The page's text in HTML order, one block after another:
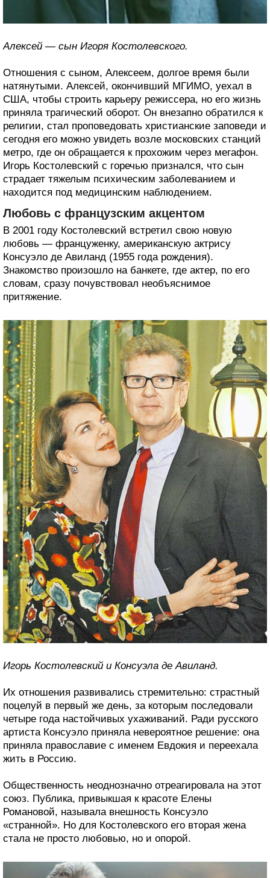
Алексей — сын Игоря Костолевского.
Отношения с сыном, Алексеем, долгое время были
натянутыми. Алексей, окончивший МГИМО, уехал в
США, чтобы строить карьеру режиссера, но его жизнь
приняла трагический оборот. Он внезапно обратился к
религии, стал проповедовать христианские заповеди и
сегодня его можно увидеть возле московских станций
метро, где он обращается к прохожим через мегафон.
Игорь Костолевский с горечью признался, что сын
страдает тяжелым психическим заболеванием и
находится под медицинским наблюдением.
Любовь с французским акцентом
В 2001 году Костолевский встретил свою новую
любовь — француженку, американскую актрису
Консуэло де Авиланд (1955 года рождения).
Знакомство произошло на банкете, где актер, по его
словам, сразу почувствовал необъяснимое
притяжение.
Игорь Костолевский и Консуэла де Авиланд.
Их отношения развивались стремительно: страстный
поцелуй в первый же день, за которым последовали
четыре года настойчивых ухаживаний. Ради русского
артиста Консуэло приняла невероятное решение: она
приняла православие с именем Евдокия и переехала
жить в Россию.
Общественность неоднозначно отреагировала на этот
союз. Публика, привыкшая к красоте Елены
Романовой, называла внешность Консуэло
«странной». Но для Костолевского его вторая жена
стала не просто любовью, но и опорой.